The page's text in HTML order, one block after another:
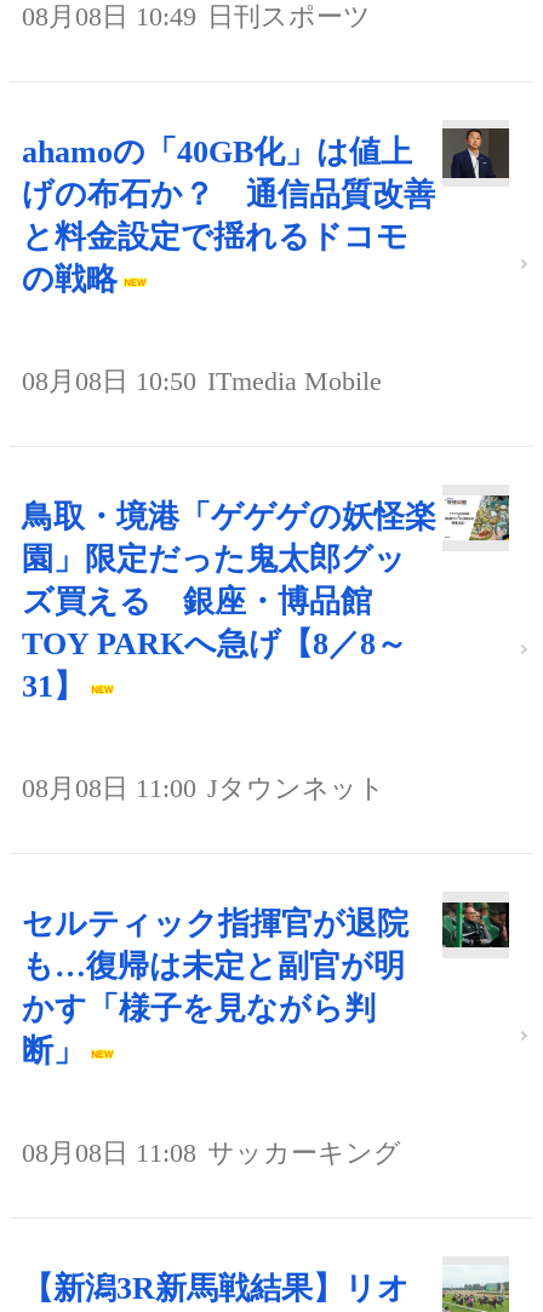
08月08日 10:49 日刊スポーツ
ahamoの「40GB化」は値上
げの布石か？ 通信品質改善
と料金設定で揺れるドコモ
の戦略
08月08日 10:50 ITmedia Mobile
鳥取・境港「ゲゲゲの妖怪楽
園」限定だった鬼太郎グッ
ズ買える 銀座・博品館
TOY PARKへ急げ【8／8～
31】
08月08日 11:00 Jタウンネット
セルティック指揮官が退院
も…復帰は未定と副官が明
かす「様子を見ながら判
断」
08月08日 11:08 サッカーキング
【新潟3R新馬戦結果】リオ